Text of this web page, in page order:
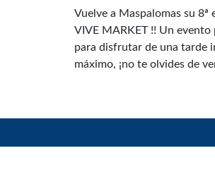
Vuelve a Maspalomas su 8ª
VIVE MARKET !! Un
para disfrutar de una tarde
máximo, ¡no te olvides de